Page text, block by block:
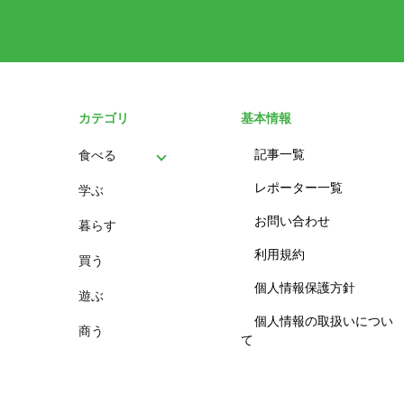
カテゴリ
食べる
パン
スイーツ
学ぶ
暮らす
買う
遊ぶ
商う
基本情報
記事一覧
レポーター一覧
お問い合わせ
利用規約
個人情報保護方針
個人情報の取扱いについ
て